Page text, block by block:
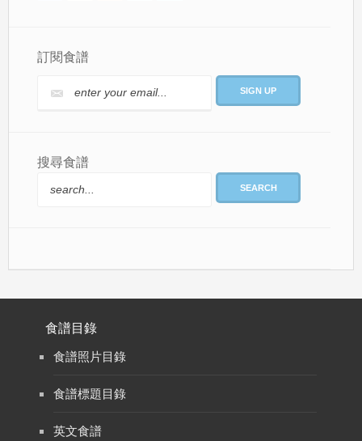
訂閱食譜
搜尋食譜
SEARCH
食譜目錄
食譜照片目錄
食譜標題目錄
英文食譜